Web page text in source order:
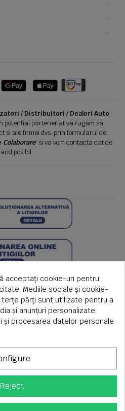
/ Distribuitori / Dealeri Auto :
potential parteneriat va rugam sa
si ale firmei dvs. prin formularul de
Colaborare' si va vom contacta cat de
posibil.
, Reg.Com: J1992000639351,
acceptați cookie-uri pentru
Mediile sociale și cookie-
părți sunt utilizate pentru a
și anunțuri personalizate.
procesarea datelor personale
Reject